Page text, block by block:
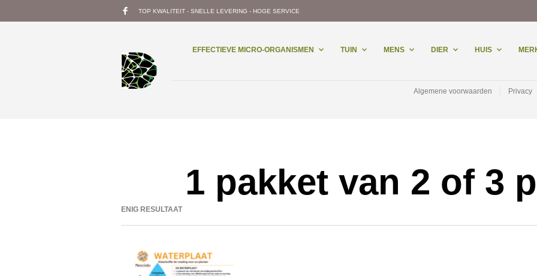
TOP KWALITEIT - SNELLE LEVERING - HOGE SERVICE
EFFECTIEVE MICRO-ORGANISMEN TUIN MENS DIER HUIS
Algemene voorwaarden Privacy
1 pakket van 2 of 3
ENIG RESULTAAT